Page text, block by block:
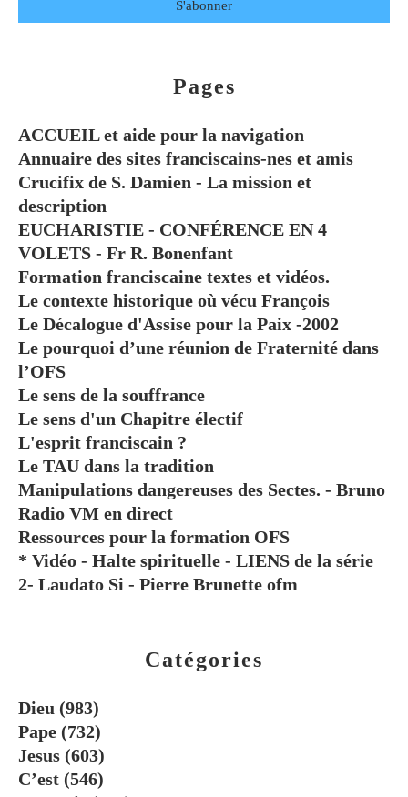
Catégories
Dieu (983)
Pape (732)
Jesus (603)
C’est (546)
Pages
ACCUEIL et aide pour la navigation
Annuaire des sites franciscains-nes et amis
Crucifix de S. Damien - La mission et
description
EUCHARISTIE - CONFÉRENCE EN 4
VOLETS - Fr R. Bonenfant
Formation franciscaine textes et vidéos.
Le contexte historique où vécu François
Le Décalogue d'Assise pour la Paix -2002
Le pourquoi d’une réunion de Fraternité dans
l’OFS
Le sens de la souffrance
Le sens d'un Chapitre électif
L'esprit franciscain ?
Le TAU dans la tradition
Manipulations dangereuses des Sectes. - Bruno
Radio VM en direct
Ressources pour la formation OFS
* Vidéo - Halte spirituelle - LIENS de la série
2- Laudato Si - Pierre Brunette ofm